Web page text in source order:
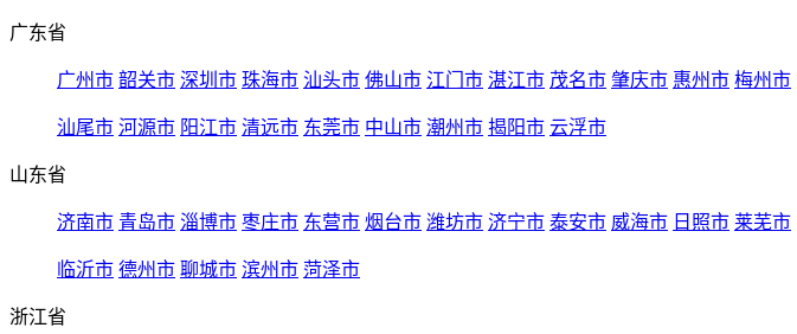
广东省
广州市 韶关市 深圳市 珠海市 汕头市 佛山市 江门市 湛江市 茂名市 肇庆市 惠州市 梅州市
汕尾市 河源市 阳江市 清远市 东莞市 中山市 潮州市 揭阳市 云浮市
山东省
济南市 青岛市 淄博市 枣庄市 东营市 烟台市 潍坊市 济宁市 泰安市 威海市 日照市 莱芜市
临沂市 德州市 聊城市 滨州市 菏泽市
浙江省